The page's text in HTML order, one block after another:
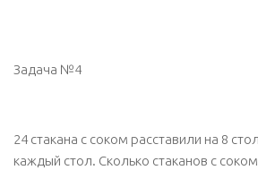
Задача №4
24 стакана с соком расставили на 8
каждый стол. Сколько стаканов с